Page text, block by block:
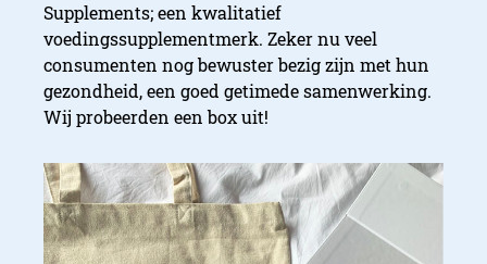
Supplements; een kwalitatief
voedingssupplementmerk. Zeker nu veel
consumenten nog bewuster bezig zijn met hun
gezondheid, een goed getimede samenwerking.
Wij probeerden een box uit!